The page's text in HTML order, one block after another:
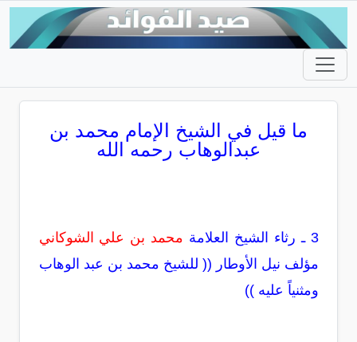
ما قيل في الشيخ الإمام محمد بن
عبدالوهاب رحمه الله
3 ـ رثاء الشيخ العلامة
محمد بن علي الشوكاني
مؤلف نيل الأوطار (( للشيخ محمد بن عبد الوهاب
ومثنياً عليه ))